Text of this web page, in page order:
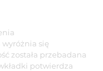
wyróżnia się
została przebadana
potwierdza